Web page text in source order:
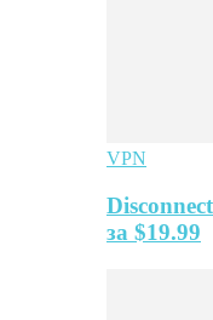
VPN
за $19.99